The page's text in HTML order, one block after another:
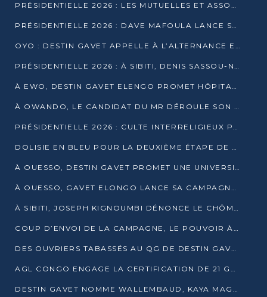
PRÉSIDENTIELLE 2026 : LES MUTUELLES ET ASSOCIATIONS S’IMPLIQUENT DANS LA CAMPAGNE ÉLECTORALE À TIÉ-TIÉ 2 (POINTE-NOIRE)
PRÉSIDENTIELLE 2026 : DAVE MAFOULA LANCE SA « VAGUE DU NOUVEAU DÉPART » À IMPFONDO
OYO : DESTIN GAVET APPELLE À L’ALTERNANCE ET À LA RESPONSABILITÉ DE LA JEUNESSE
PRÉSIDENTIELLE 2026 : À SIBITI, DENIS SASSOU-N’GUESSO PARIE SUR LES RESSOURCES DE LA LEKOUMOU
À EWO, DESTIN GAVET ELENGO PROMET HÔPITAL, CHEMIN DE FER ET AUDIT DES FINANCES PUBLIQUES
À OWANDO, LE CANDIDAT DU MR DÉROULE SON PROGRAMME DE “CHANGEMENT”
PRÉSIDENTIELLE 2026 : CULTE INTERRELIGIEUX POUR LA PAIX À OUENZÉ
DOLISIE EN BLEU POUR LA DEUXIÈME ÉTAPE DE CAMPAGNE DE DSN
À OUESSO, DESTIN GAVET PROMET UNE UNIVERSITÉ POUR LA SANGHA
À OUESSO, GAVET ELONGO LANCE SA CAMPAGNE SOUS LE SIGNE DU RENOUVEAU
À SIBITI, JOSEPH KIGNOUMBI DÉNONCE LE CHÔMAGE ET LES DÉFAILLANCES DE L’ÉTAT
COUP D’ENVOI DE LA CAMPAGNE, LE POUVOIR À POINTE-NOIRE, L’OPPOSITION À OUESSO ET SIBITI
DES OUVRIERS TABASSÉS AU QG DE DESTIN GAVET À 24 HEURES DE L’OUVERTURE DE LA CAMPAGNE
AGL CONGO ENGAGE LA CERTIFICATION DE 21 GRUTIERS AUX NORMES INTERNATIONALES
DESTIN GAVET NOMME WALLEMBAUD, KAYA MAGANE, BOUDZIKA ET MBOUSSA-ELLAH AUX COMMANDES DE SA CAMPAGNE